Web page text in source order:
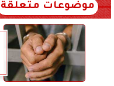
موضوعات متعلقة